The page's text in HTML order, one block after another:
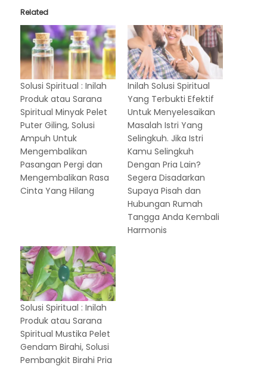
Related
Solusi Spiritual : Inilah
Produk atau Sarana
Spiritual Minyak Pelet
Puter Giling, Solusi
Ampuh Untuk
Mengembalikan
Pasangan Pergi dan
Mengembalikan Rasa
Cinta Yang Hilang
Inilah Solusi Spiritual
Yang Terbukti Efektif
Untuk Menyelesaikan
Masalah Istri Yang
Selingkuh. Jika Istri
Kamu Selingkuh
Dengan Pria Lain?
Segera Disadarkan
Supaya Pisah dan
Hubungan Rumah
Tangga Anda Kembali
Harmonis
Solusi Spiritual : Inilah
Produk atau Sarana
Spiritual Mustika Pelet
Gendam Birahi, Solusi
Pembangkit Birahi Pria